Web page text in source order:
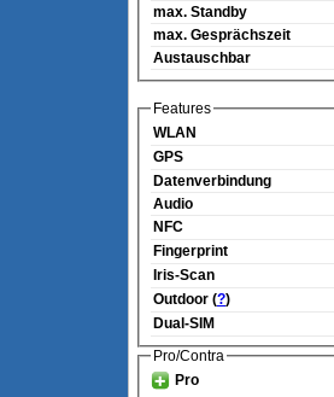
max. Standby
max. Gesprächszeit
Austauschbar
Features
WLAN
GPS
Datenverbindung
Audio
NFC
Fingerprint
Iris-Scan
Outdoor (?)
Dual-SIM
Pro/Contra
Pro